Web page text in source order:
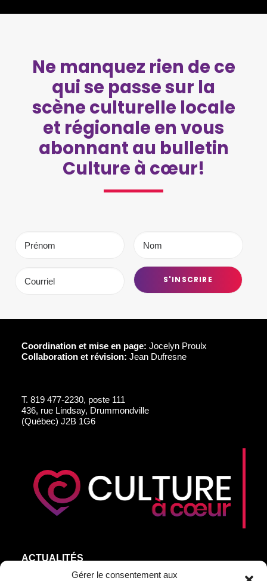
Gérer le consentement aux
Ne manquez rien de ce
qui se passe sur la
scène culturelle locale
et régionale en vous
abonnant au bulletin
Culture à cœur!
Coordination et mise en page: Jocelyn Proulx
Collaboration et révision: Jean Dufresne
T. 819 477-2230, poste 111
436, rue Lindsay, Drummondville
(Québec) J2B 1G6
ACTUALITÉS
AGEND’ART